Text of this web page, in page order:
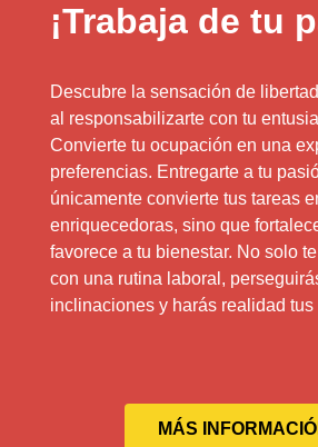
¡Trabaja de tu
Descubre la sensación de
al responsabilizarte con tu
Convierte tu ocupación en una
preferencias. Entregarte a tu
únicamente convierte tus tareas
enriquecedoras, sino que
favorece a tu bienestar. No solo
con una rutina laboral,
inclinaciones y harás realidad tus
MÁS